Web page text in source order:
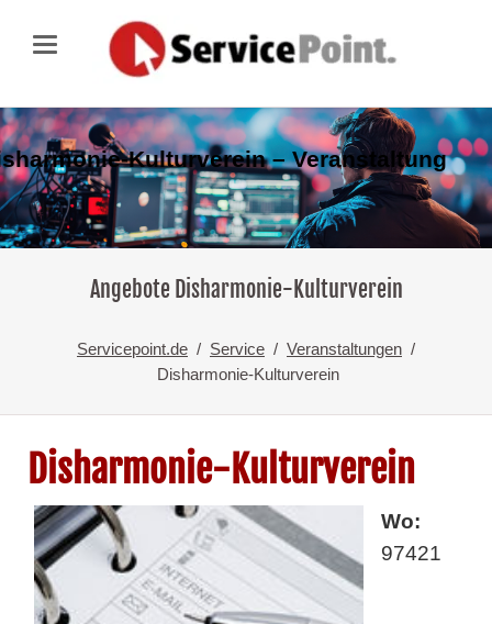
Kulturverein – Veranstaltung
Angebote Disharmonie-Kulturverein
Servicepoint.de Service
Veranstaltungen
Disharmonie-Kulturverein
Disharmonie-Kulturverein
Wo:
97421